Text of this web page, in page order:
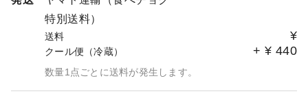
特別送料）
送料 ¥
クール便（冷蔵） + ¥ 440
数量1点ごとに送料が発生します。